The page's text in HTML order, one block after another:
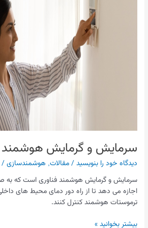
سرمایش و گرمایش هوشمند
دیدگاه‌ خود را بنویسید /مقالات, هوشمندسازی
سرمایش و گرمایش هوشمند فناوری است که به
اجازه می دهد تا از راه دور دمای محیط های
ترموستات هوشمند کنترل کنند.
بیشتر بخوانید »